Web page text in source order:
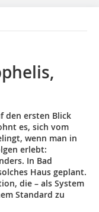
den ersten Blick
es, sich vom
wenn man in
erlebt:
In Bad
Haus geplant.
die – als System
Standard zu